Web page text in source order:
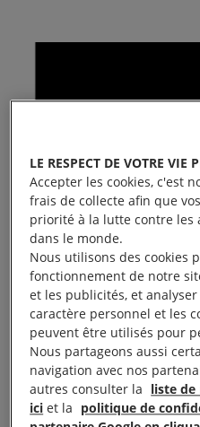
LE RESPECT DE VOTRE VIE
Accepter les cookies, c'est
frais de collecte afin que
priorité à la lutte contre les
dans le monde.
Nous utilisons des cookies
fonctionnement de notre
et les publicités, et
caractère personnel et les
peuvent être utilisés pour
Nous partageons aussi
navigation avec nos
autres consulter la liste de
ici et la politique de